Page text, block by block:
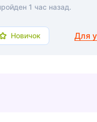
1 час назад.
Новичок Для